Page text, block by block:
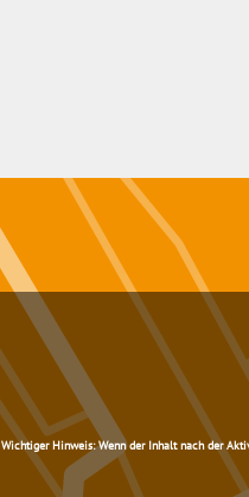
Wichtiger Hinweis:Wenn der Inhalt nach der